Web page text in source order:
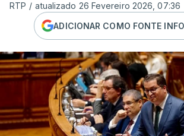
RTP / atualizado 26 Fevereiro 2026, 07:36
ADICIONAR COMO FONTE